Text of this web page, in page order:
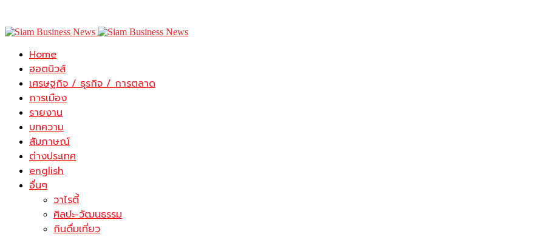
Home
ฮอตนิวส์
เศรษฐกิจ / ธุรกิจ / การตลาด
การเมือง
รายงาน
บทความ
สัมภาษณ์
ต่างประเทศ
english
อื่นๆ
วาไรตี้
ศิลปะ-วัฒนธรรม
กินดื่มเที่ยว